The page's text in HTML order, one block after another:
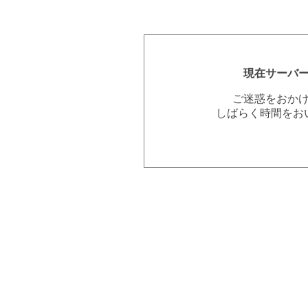
現在サーバ
ご迷惑をおか
しばらく時間を